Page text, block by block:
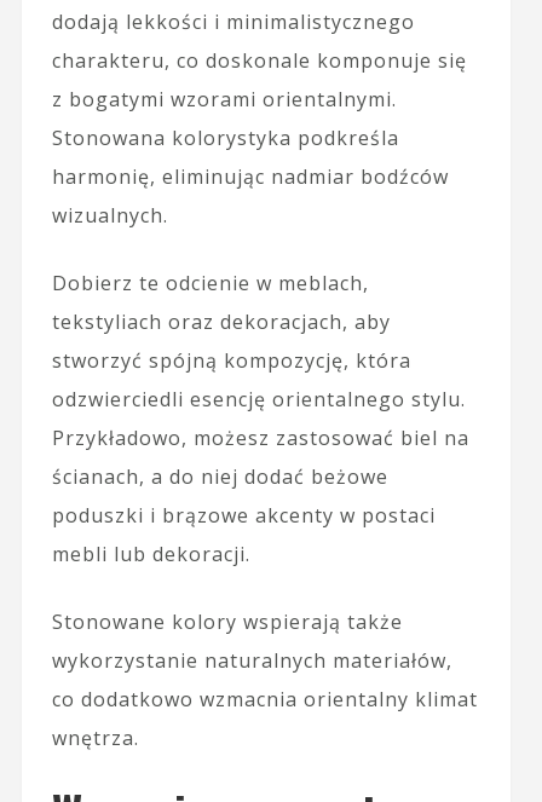
dodają lekkości i minimalistycznego
charakteru, co doskonale komponuje się
z bogatymi wzorami orientalnymi.
Stonowana kolorystyka podkreśla
harmonię, eliminując nadmiar bodźców
wizualnych.
Dobierz te odcienie w meblach,
tekstyliach oraz dekoracjach, aby
stworzyć spójną kompozycję, która
odzwierciedli esencję orientalnego stylu.
Przykładowo, możesz zastosować biel na
ścianach, a do niej dodać beżowe
poduszki i brązowe akcenty w postaci
mebli lub dekoracji.
Stonowane kolory wspierają także
wykorzystanie naturalnych materiałów,
co dodatkowo wzmacnia orientalny klimat
wnętrza.